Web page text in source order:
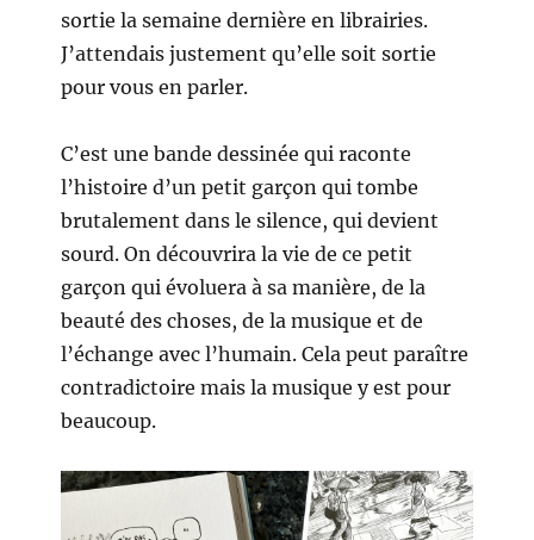
sortie la semaine dernière en librairies.
J’attendais justement qu’elle soit sortie
pour vous en parler.
C’est une bande dessinée qui raconte
l’histoire d’un petit garçon qui tombe
brutalement dans le silence, qui devient
sourd. On découvrira la vie de ce petit
garçon qui évoluera à sa manière, de la
beauté des choses, de la musique et de
l’échange avec l’humain. Cela peut paraître
contradictoire mais la musique y est pour
beaucoup.